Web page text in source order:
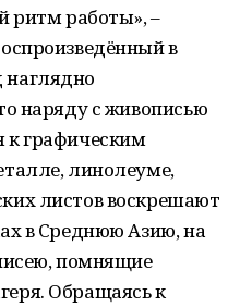
ритм работы», –
в
наряду с живописью
к графическим
линолеуме,
листов воскрешают
в Среднюю Азию, на
помнящие
Обращаясь к